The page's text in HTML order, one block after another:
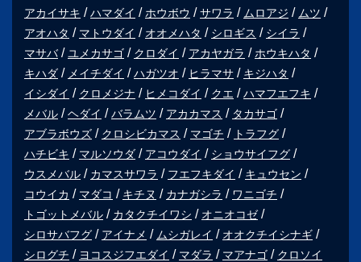
アカイサキ
ハマダイ ホウボウ サワラ ムロアジ
ムツ
アオハタ
マトウダイ オオメハタ シロギス
シイラ
マサバ
ユメカサゴ クロダイ アカヤガラ
ホウキハタ
キハダ
メイチダイ ハガツオ ヒラマサ
キジハタ
イシダイ
クロメジナ ヒメコダイ クエ
ハマフエフキ
メバル
ヘダイ バラムツ アカカマス
タカサゴ
アブラボウズ
クロシビカマス マゴチ
トラフグ
ハチビキ
マルソウダ アコウダイ
ショウサイフグ
ウスメバル
カマスサワラ フエフキダイ
キュウセン
コウイカ
マダコ キチヌ カナガシラ
ワニゴチ
トゴットメバル
カタクチイワシ
オニオコゼ
シロサバフグ
アイナメ ムシガレイ
オオクチイシナギ
シログチ
ヨコスジフエダイ マダラ マアナゴ クロソイ